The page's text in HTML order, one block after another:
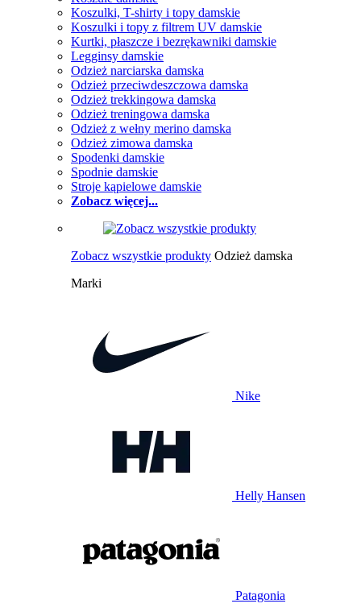
Koszulki, T-shirty i topy damskie
Koszulki i topy z filtrem UV damskie
Kurtki, płaszcze i bezrękawniki damskie
Legginsy damskie
Odzież narciarska damska
Odzież przeciwdeszczowa damska
Odzież trekkingowa damska
Odzież treningowa damska
Odzież z wełny merino damska
Odzież zimowa damska
Spodenki damskie
Spodnie damskie
Stroje kąpielowe damskie
Zobacz więcej...
Zobacz wszystkie produkty Odzież damska
Marki
Nike
Helly Hansen
Patagonia